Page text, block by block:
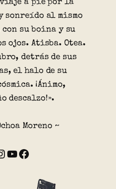
a pie por la
al mismo
su boina y su
ojos. Atisba. Otea.
detrás de sus
el halo de su
¡Ánimo,
descalzo!».
Moreno ~
YouTube Facebook